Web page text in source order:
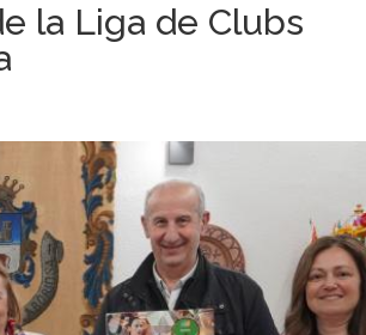
la Liga de Clubs